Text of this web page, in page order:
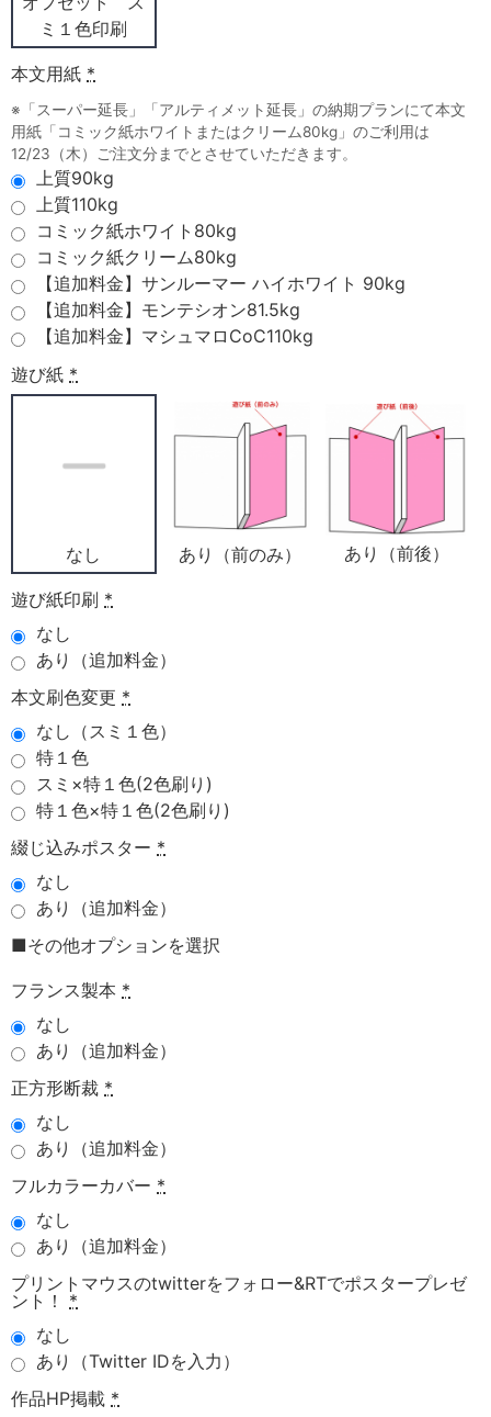
ミ１色印刷
本文用紙 *
※「スーパー延長」「アルティメット延長」の納期プランにて本文
用紙「コミック紙ホワイトまたはクリーム80kg」のご利用は
12/23（木）ご注文分までとさせていただきます。
上質90kg
上質110kg
コミック紙ホワイト80kg
コミック紙クリーム80kg
【追加料金】サンルーマー ハイホワイト 90kg
【追加料金】モンテシオン81.5kg
【追加料金】マシュマロCoC110kg
遊び紙 *
なし あり（前のみ） あり（前後）
遊び紙印刷 *
なし
あり（追加料金）
本文刷色変更 *
なし（スミ１色）
特１色
スミ×特１色(2色刷り)
特１色×特１色(2色刷り)
綴じ込みポスター *
なし
あり（追加料金）
■その他オプションを選択
フランス製本 *
なし
あり（追加料金）
正方形断裁 *
なし
あり（追加料金）
フルカラーカバー *
なし
あり（追加料金）
プリントマウスのtwitterをフォロー&RTでポスタープレゼ
ント！
*
なし
あり（Twitter IDを入力）
作品HP掲載 *